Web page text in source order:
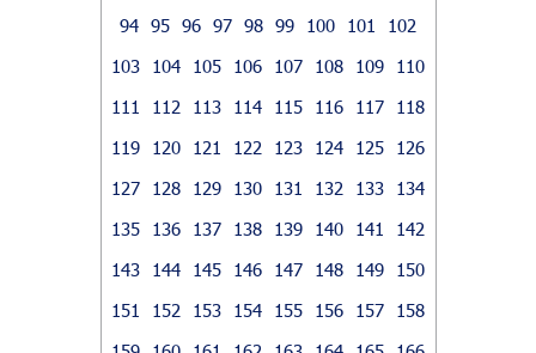
94 95 96 97 98 99 100 101
102
103
104 105 106 107 108 109
110
111
112 113 114 115 116 117
118
119
120 121 122 123 124 125
126
127
128 129 130 131 132 133
134
135
136 137 138 139 140 141
142
143
144 145 146 147 148 149
150
151
152 153 154 155 156 157
158